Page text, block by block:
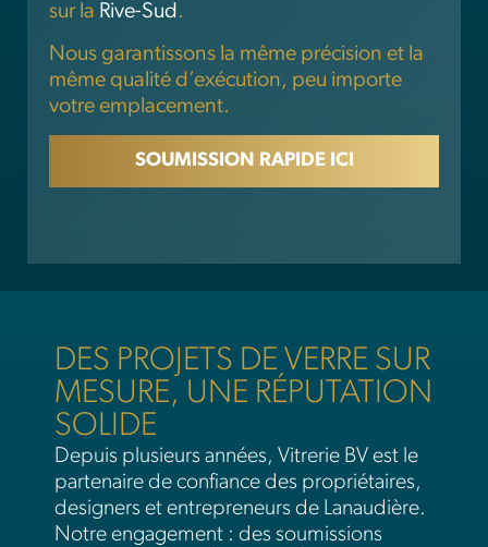
sur la Rive-Sud.
Nous garantissons la même précision et la
même qualité d’exécution, peu importe
votre emplacement.
SOUMISSION RAPIDE ICI
DES PROJETS DE VERRE SUR
MESURE, UNE RÉPUTATION
SOLIDE
Depuis plusieurs années, Vitrerie BV est le
partenaire de confiance des propriétaires,
designers et entrepreneurs de Lanaudière.
Notre engagement : des soumissions